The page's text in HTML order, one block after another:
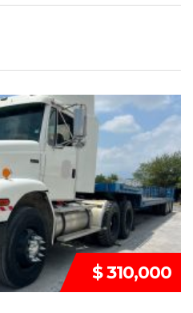
VENDIDO
$ 310,000